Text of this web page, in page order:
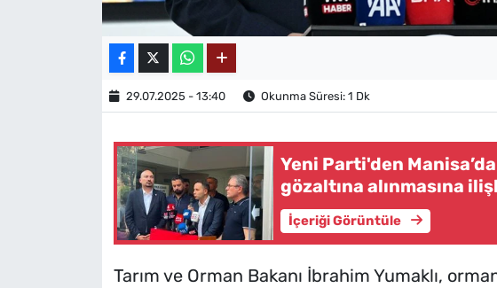
29.07.2025 - 13:40 Okunma Süresi: 1 Dk
Yeni Parti'den
gözaltına alınmasına
İçeriği Görüntüle
Tarım ve Orman Bakanı İbrahim Yumaklı,